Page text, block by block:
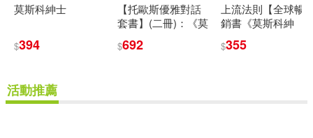
莫斯科紳士
$394
【托歐斯優雅對話
套書】(二冊)：《莫
人餐桌》
$692
上流法則【全球暢
銷書《莫斯科紳
道作】
$355
活動推薦